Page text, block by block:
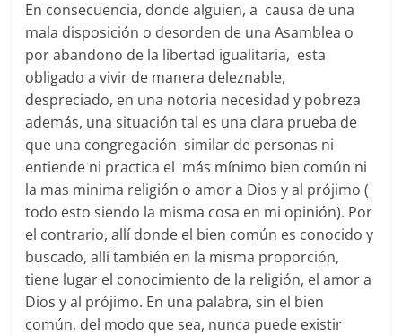
En consecuencia, donde alguien, a causa de una
mala disposición o desorden de una Asamblea o
por abandono de la libertad igualitaria, esta
obligado a vivir de manera deleznable,
despreciado, en una notoria necesidad y pobreza
además, una situación tal es una clara prueba de
que una congregación similar de personas ni
entiende ni practica el más mínimo bien común ni
la mas minima religión o amor a Dios y al prójimo (
todo esto siendo la misma cosa en mi opinión). Por
el contrario, allí donde el bien común es conocido y
buscado, allí también en la misma proporción,
tiene lugar el conocimiento de la religión, el amor a
Dios y al prójimo. En una palabra, sin el bien
común, del modo que sea, nunca puede existir